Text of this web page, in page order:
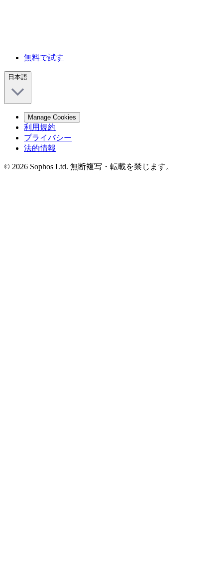
無料で試す
日本語
Manage Cookies
利用規約
プライバシー
法的情報
© 2026 Sophos Ltd. 無断複写・転載を禁じます。